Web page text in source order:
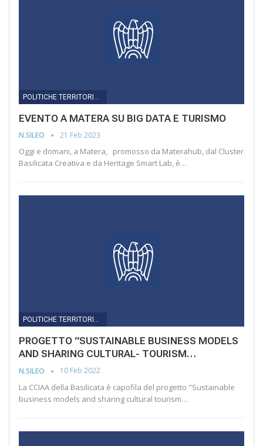
EVENTO A MATERA SU BIG DATA E TURISMO
N.SILEO 21 Feb 2023
Oggi e domani, a Matera, promosso da Materahub, dal Cluster
Basilicata Creativa e da Heritage Smart Lab, è…
POLITICHE TERRITORIALI
PROGETTO “SUSTAINABLE BUSINESS MODELS
AND SHARING CULTURAL- TOURISM…
N.SILEO 10 Feb 2022
La CCIAA della Basilicata è capofila del progetto "Sustainable
business models and sharing cultural tourism…